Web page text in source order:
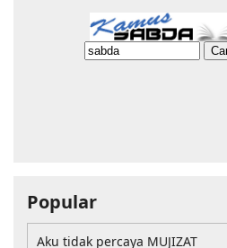
Popular
Aku tidak percaya MUJIZAT